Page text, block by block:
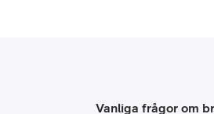
Vanliga frågor om